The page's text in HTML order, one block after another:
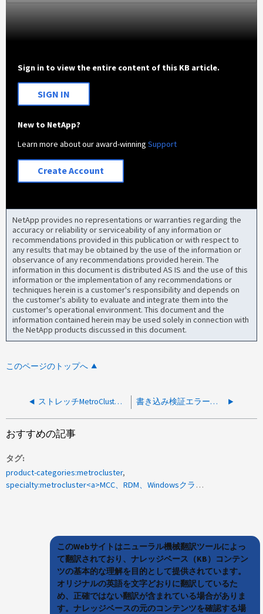
Sign in to view the entire content of this KB article.
SIGN IN
New to NetApp?
Learn more about our award-winningSupport
Create Account
NetApp provides no representations or warranties regarding the
accuracy or reliability or serviceability of any information or
recommendations provided in this publication or with respect to
any results that may be obtained by the use of the information or
observance of any recommendations provided herein. The
information in this document is distributed AS IS and the use of this
information or the implementation of any recommendations or
techniques herein is a customer's responsibility and depends on
the customer's ability to evaluate and integrate them into the
customer's operational environment. This document and the
information contained herein may be used solely in connection with
the NetApp products discussed in this document.
このページのトップへ
ストレッチMetroCluster で停電が発生したときにスイッチオーバーが発生しなかったのはなぜですか。 書き込み検証エラー：ポート0m / 0vが失敗しました
おすすめの記事
タグ
product-categories:metrocluster
specialty:metrocluster<a>MCC、RDM、Windowsクラスタ</a>
このWebサイトはニューラル機械翻訳ツールによっ
て翻訳されており、ナレッジベース（KB）コンテン
ツの基本的な理解を目的として提供されています。
オリジナルの英語を文字どおりに翻訳しているた
め、正確ではない翻訳が含まれている場合がありま
す。ナレッジベースの元のコンテンツを確認する場